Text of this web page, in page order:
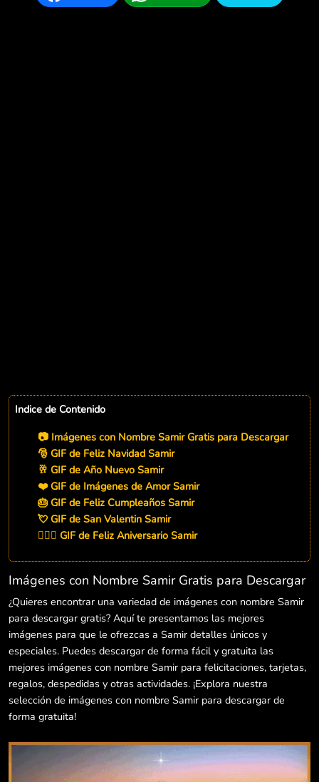
Indice de Contenido
📷 Imágenes con Nombre Samir Gratis para Descargar
🎅 GIF de Feliz Navidad Samir
🥂 GIF de Año Nuevo Samir
❤️ GIF de Imágenes de Amor Samir
🎂 GIF de Feliz Cumpleaños Samir
💘 GIF de San Valentin Samir
👨‍❤️‍👨 GIF de Feliz Aniversario Samir
Imágenes con Nombre Samir Gratis para Descargar
¿Quieres encontrar una variedad de imágenes con nombre Samir
para descargar gratis? Aquí te presentamos las mejores
imágenes para que le ofrezcas a Samir detalles únicos y
especiales. Puedes descargar de forma fácil y gratuita las
mejores imágenes con nombre Samir para felicitaciones, tarjetas,
regalos, despedidas y otras actividades. ¡Explora nuestra
selección de imágenes con nombre Samir para descargar de
forma gratuita!